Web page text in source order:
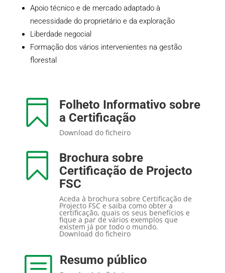
Apoio técnico e de mercado adaptado à
necessidade do proprietário e da exploração
Liberdade negocial
Formação dos vários intervenientes na gestão
florestal

Folheto Informativo sobre
a Certificação
Download do ficheiro

Brochura sobre
Certificação de Projecto
FSC
Aceda à brochura sobre Certificação de
Projecto FSC e saiba como obter a
certificação, quais os seus benefícios e
fique a par de vários exemplos que
existem já por todo o mundo.
Download do ficheiro
Resumo público